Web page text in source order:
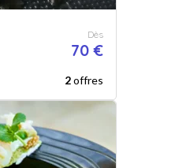
Dès
70 €
2offres